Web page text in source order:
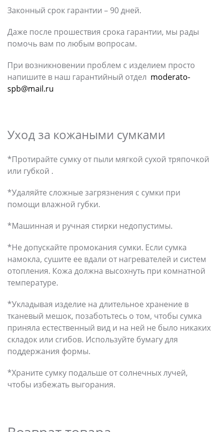
Законный срок гарантии – 90 дней.
Даже после прошествия срока гарантии, мы рады
помочь вам по любым вопросам.
При возникновении проблем с изделием просто
напишите в наш гарантийный отдел moderato-
spb@mail.ru
Уход за кожаными сумками
*Протирайте сумку от пыли мягкой сухой тряпочкой
или губкой .
*Удаляйте сложные загрязнения с сумки при
помощи влажной губки.
*Машинная и ручная стирки недопустимы.
*Не допускайте промокания сумки. Если сумка
намокла, сушите ее вдали от нагревателей и систем
отопления. Кожа должна высохнуть при комнатной
температуре.
*Укладывая изделие на длительное хранение в
тканевый мешок, позаботьтесь о том, чтобы сумка
приняла естественный вид и на ней не было никаких
складок или сгибов. Используйте бумагу для
поддержания формы.
*Храните сумку подальше от солнечных лучей,
чтобы избежать выгорания.